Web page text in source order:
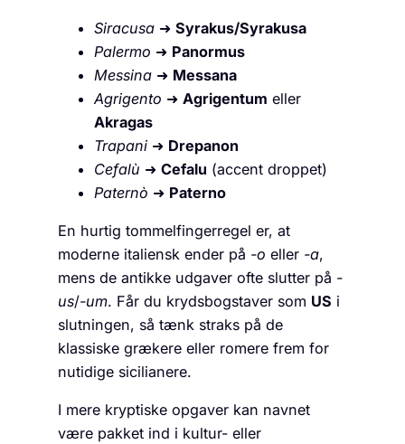
Siracusa ➜ Syrakus/Syrakusa
Palermo ➜ Panormus
Messina ➜ Messana
Agrigento ➜ Agrigentum eller
Akragas
Trapani ➜ Drepanon
Cefalù ➜ Cefalu (accent droppet)
Paternò ➜ Paterno
En hurtig tommelfingerregel er, at
moderne italiensk ender på -o eller -a,
mens de antikke udgaver ofte slutter på -
us/-um. Får du krydsbogstaver som US i
slutningen, så tænk straks på de
klassiske grækere eller romere frem for
nutidige sicilianere.
I mere kryptiske opgaver kan navnet
være pakket ind i kultur- eller